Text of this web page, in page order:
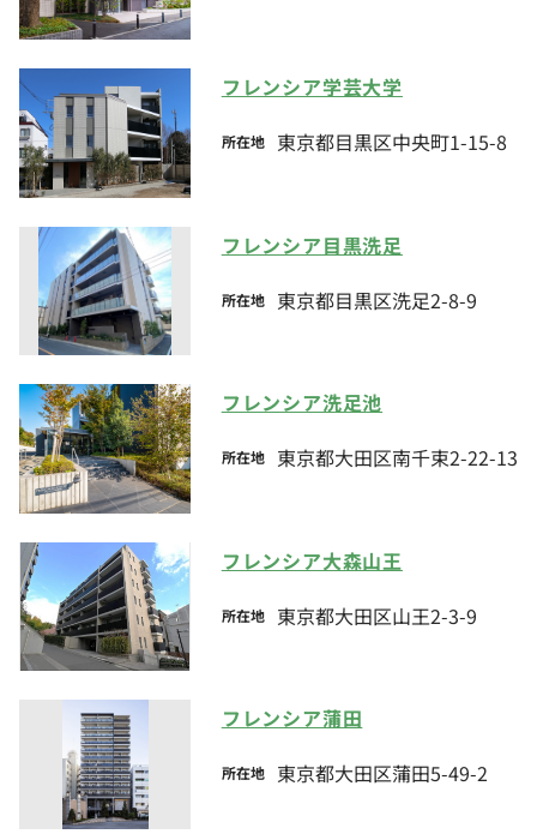
フレンシア学芸大学
所在地 東京都目黒区中央町1-15-8
フレンシア目黒洗足
所在地 東京都目黒区洗足2-8-9
フレンシア洗足池
所在地 東京都大田区南千束2-22-13
フレンシア大森山王
所在地 東京都大田区山王2-3-9
フレンシア蒲田
所在地 東京都大田区蒲田5-49-2